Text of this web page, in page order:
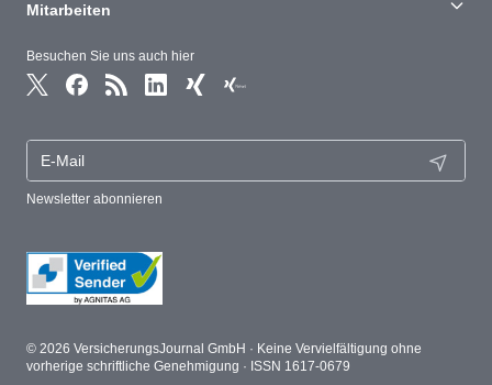
Besuchen Sie uns auch hier
Newsletter abonnieren
Mitarbeiten
© 2026 VersicherungsJournal GmbH · Keine Vervielfältigung ohne
vorherige schriftliche Genehmigung · ISSN 1617-0679